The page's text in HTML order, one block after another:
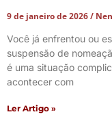
9 de janeiro de 2026
Você já enfrentou ou
suspensão de
é uma situação
acontecer com
Ler Artigo »